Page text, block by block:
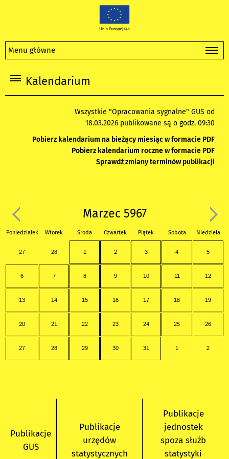
Menu główne
Kalendarium
Wszystkie "Opracowania sygnalne" GUS od
18.03.2026 publikowane są o godz. 09:30
Pobierz kalendarium na bieżący miesiąc w formacie PDF
Pobierz kalendarium roczne w formacie PDF
Sprawdź zmiany terminów publikacji
Marzec 5967
Poniedziałek Wtorek Środa Czwartek Piątek Sobota Niedziela
27 28 1 2 3 4 5
6 7 8 9 10 11 12
13 14 15 16 17 18 19
20 21 22 23 24 25 26
27 28 29 30 31 1 2
Publikacje
GUS
Publikacje
urzędów
statystycznych
Publikacje
jednostek
spoza służb
statystyki